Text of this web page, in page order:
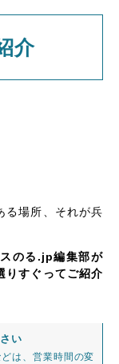
介
る場所、それが兵
のる.jp編集部が
りすぐってご紹介
い
は、営業時間の変